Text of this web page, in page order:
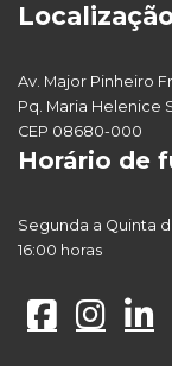
Av. Major Pinheiro
Pq. Maria Helenice
CEP 08680-000
Horário de
Segunda a Quinta
16:00 horas